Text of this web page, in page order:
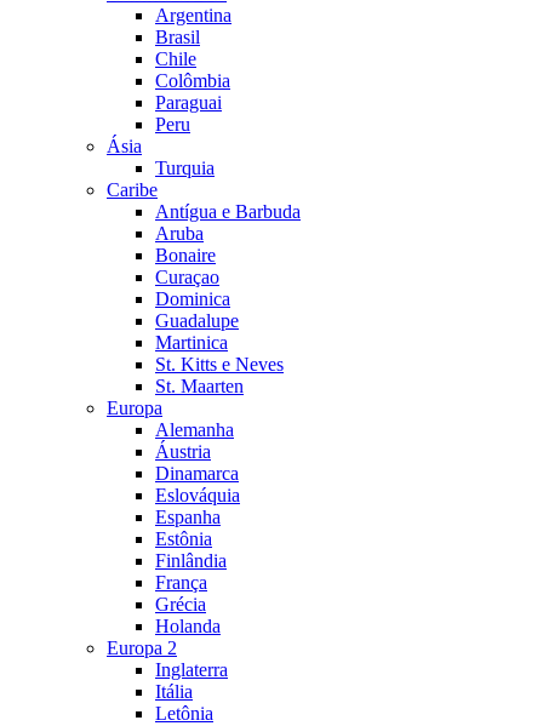
Argentina
Brasil
Chile
Colômbia
Paraguai
Peru
Ásia
Turquia
Caribe
Antígua e Barbuda
Aruba
Bonaire
Curaçao
Dominica
Guadalupe
Martinica
St. Kitts e Neves
St. Maarten
Europa
Alemanha
Áustria
Dinamarca
Eslováquia
Espanha
Estônia
Finlândia
França
Grécia
Holanda
Europa 2
Inglaterra
Itália
Letônia